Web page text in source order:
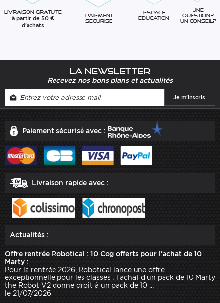
Livraison gratuite
à partir de 50 €
d'achats
Paiement
sécurisé
Espace
éducation
Une
question?
Un conseil?
La newsletter
Recevez nos bons plans et actualités
Paiement sécurisé avec :
Livraison rapide avec :
Actualités :
Offre rentrée Robotical : 10 Cog offerts pour l'achat de 10
Marty :
Pour la rentrée 2026, Robotical lance une offre
exceptionnelle pour les classes : l'achat d'un pack de 10 Marty
the Robot V2 donne droit à un pack de 10 ...
le 21/07/2026